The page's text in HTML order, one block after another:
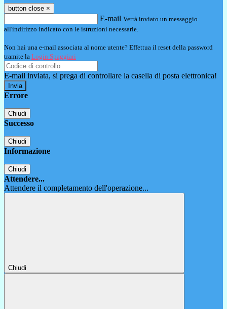
button close ×
E-mail Verrà inviato un messaggio
all'indirizzo indicato con le istruzioni necessarie.
Non hai una e-mail associata al nome utente? Effettua il reset della password
tramite la Login Spaggiari
E-mail inviata, si prega di controllare la casella di posta elettronica!
Errore
Chiudi
Successo
Chiudi
Informazione
Chiudi
Attendere...
Attendere il completamento dell'operazione...
Chiudi